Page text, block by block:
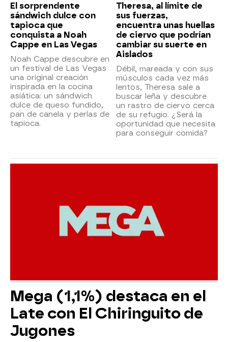
El sorprendente
sándwich dulce con
tapioca que
conquista a Noah
Cappe en Las Vegas
Noah Cappe descubre en
un festival de Las Vegas
una original creación
inspirada en la cocina
asiática: un sándwich
dulce de queso fundido,
pan de canela y perlas de
tapioca.
Theresa, al límite de
sus fuerzas,
encuentra unas huellas
de ciervo que podrían
cambiar su suerte en
Aislados
Débil, mareada y con sus
músculos cada vez más
lentos, Theresa sale a
buscar leña y descubre
un rastro de ciervo cerca
de su refugio. ¿Será la
oportunidad que necesita
para conseguir comida?
Mega (1,1%) destaca en el
Late con El Chiringuito de
Jugones